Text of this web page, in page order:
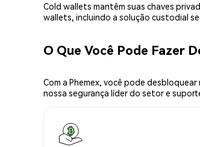
Cold wallets mantêm suas chaves
wallets, incluindo a solução custodial
O Que Você Pode Fazer
Com a Phemex, você pode
nossa segurança líder do setor e